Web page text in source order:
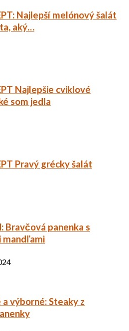
Najlepší melónový šalát
aký…
Najlepšie cviklové
som jedla
Pravý grécky šalát
Bravčová panenka s
mandľami
výborné: Steaky z